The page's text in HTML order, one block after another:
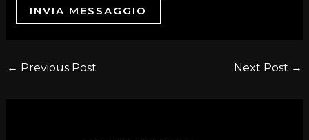
INVIA MESSAGGIO
← Previous Post Next Post →